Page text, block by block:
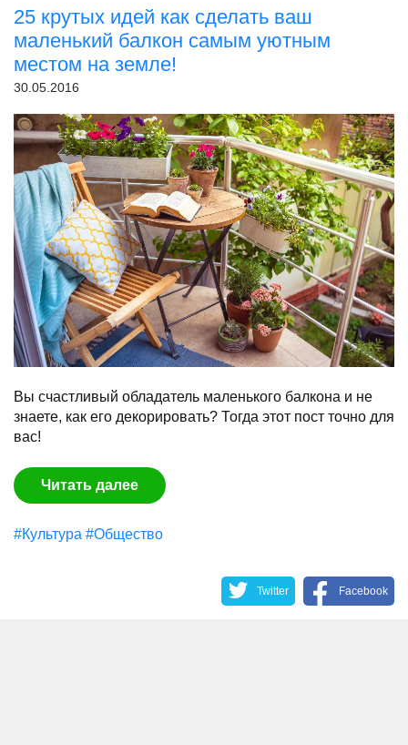
25 крутых идей как сделать ваш
маленький балкон самым уютным
местом на земле!
30.05.2016
Вы счастливый обладатель маленького балкона и не
знаете, как его декорировать? Тогда этот пост точно для
вас!
Читать далее
#Культура #Общество
Twitter Facebook